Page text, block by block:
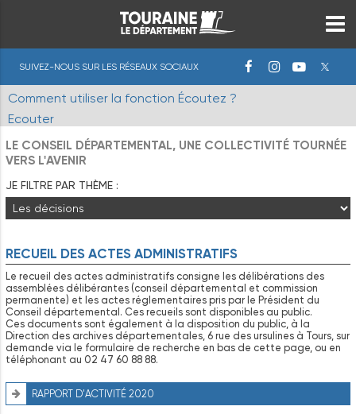
SUIVEZ-NOUS SUR LES RÉSEAUX SOCIAUX
Comment utiliser la fonction Écoutez ?
Ecouter
LE CONSEIL DÉPARTEMENTAL, UNE COLLECTIVITÉ TOURNÉE
VERS L'AVENIR
JE FILTRE PAR THÈME :
RECUEIL DES ACTES ADMINISTRATIFS
Le recueil des actes administratifs consigne les délibérations des
assemblées délibérantes (conseil départemental et commission
permanente) et les actes réglementaires pris par le Président du
Conseil départemental. Ces recueils sont disponibles au public.
Ces documents sont également à la disposition du public, à la
Direction des archives départementales, 6 rue des ursulines à Tours, sur
demande via le formulaire de recherche en bas de cette page, ou en
téléphonant au 02 47 60 88 88.
RAPPORT D'ACTIVITÉ 2020